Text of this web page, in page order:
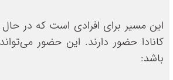
این مسیر برای افرادی است که در
کانادا حضور دارند. این حضور
باشد: